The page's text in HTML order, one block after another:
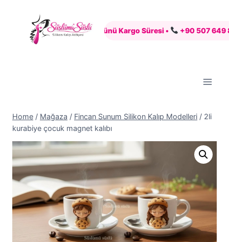
content
Alışveriş • 7 İş Günü Kargo Süresi • +90 507 649 88 83
Home / Mağaza / Fincan Sunum Silikon Kalıp Modelleri / 2li
kurabiye çocuk magnet kalıbı